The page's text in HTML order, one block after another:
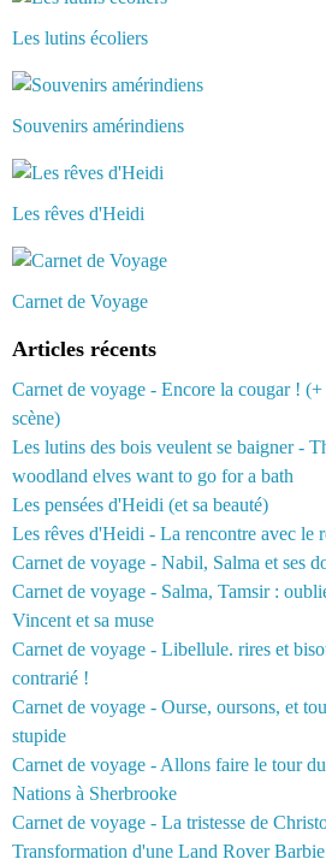
Les lutins écoliers
Souvenirs amérindiens
Les rêves d'Heidi
Carnet de Voyage
Articles récents
Carnet de voyage - Encore la cougar ! (+
scène)
Les lutins des bois veulent se baigner -
woodland elves want to go for a bath
Les pensées d'Heidi (et sa beauté)
Les rêves d'Heidi - La rencontre avec le
Carnet de voyage - Nabil, Salma et ses
Carnet de voyage - Salma, Tamsir :
Vincent et sa muse
Carnet de voyage - Libellule. rires et
contrarié !
Carnet de voyage - Ourse, oursons, et
stupide
Carnet de voyage - Allons faire le tour
Nations à Sherbrooke
Carnet de voyage - La tristesse de
Transformation d'une Land Rover